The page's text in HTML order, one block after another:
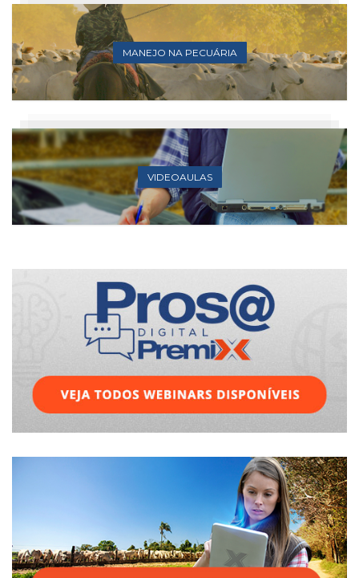
MANEJO NA PECUÁRIA
VIDEOAULAS